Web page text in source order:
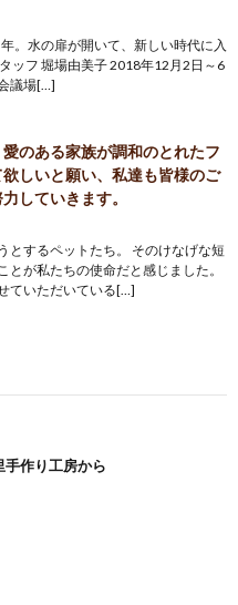
。水の扉が開いて、新しい時代に入
ッフ 堀場由美子 2018年12月2日～6
議場[…]
のある家族が調和のとれたフ
しいと願い、私達も皆様のご
していきます。
とするペットたち。 そのけなげな短
とが私たちの使命だと感じました。
ていただいている[…]
作り工房から